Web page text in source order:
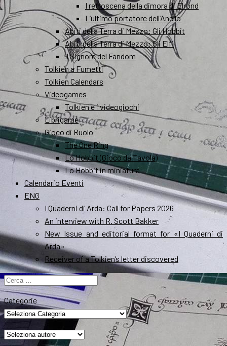
I retroscena della dimora di Elrond
L’ultimo portatore dell’Anello
Abiti della Terra di Mezzo: Gli Hobbit
Abiti della Terra di Mezzo: Gli Elfi
Il Signore del Fandom
Tolkien a Fumetti
Tolkien Calendars
Videogames
Tolkien e i videogiochi
Librigame
Gioco di Ruolo
The One Ring
Lo Hobbit (Gioco da Tavola)
Lo Hobbit in miniatura
Calendario Eventi
ENG
I Quaderni di Arda: Call for Papers 2026
An interview with R. Scott Bakker
New Issue and editorial format for «I Quaderni di
Arda»
Receiver of a Tolkien’s letter discovered
Ricerca
per:
Categorie